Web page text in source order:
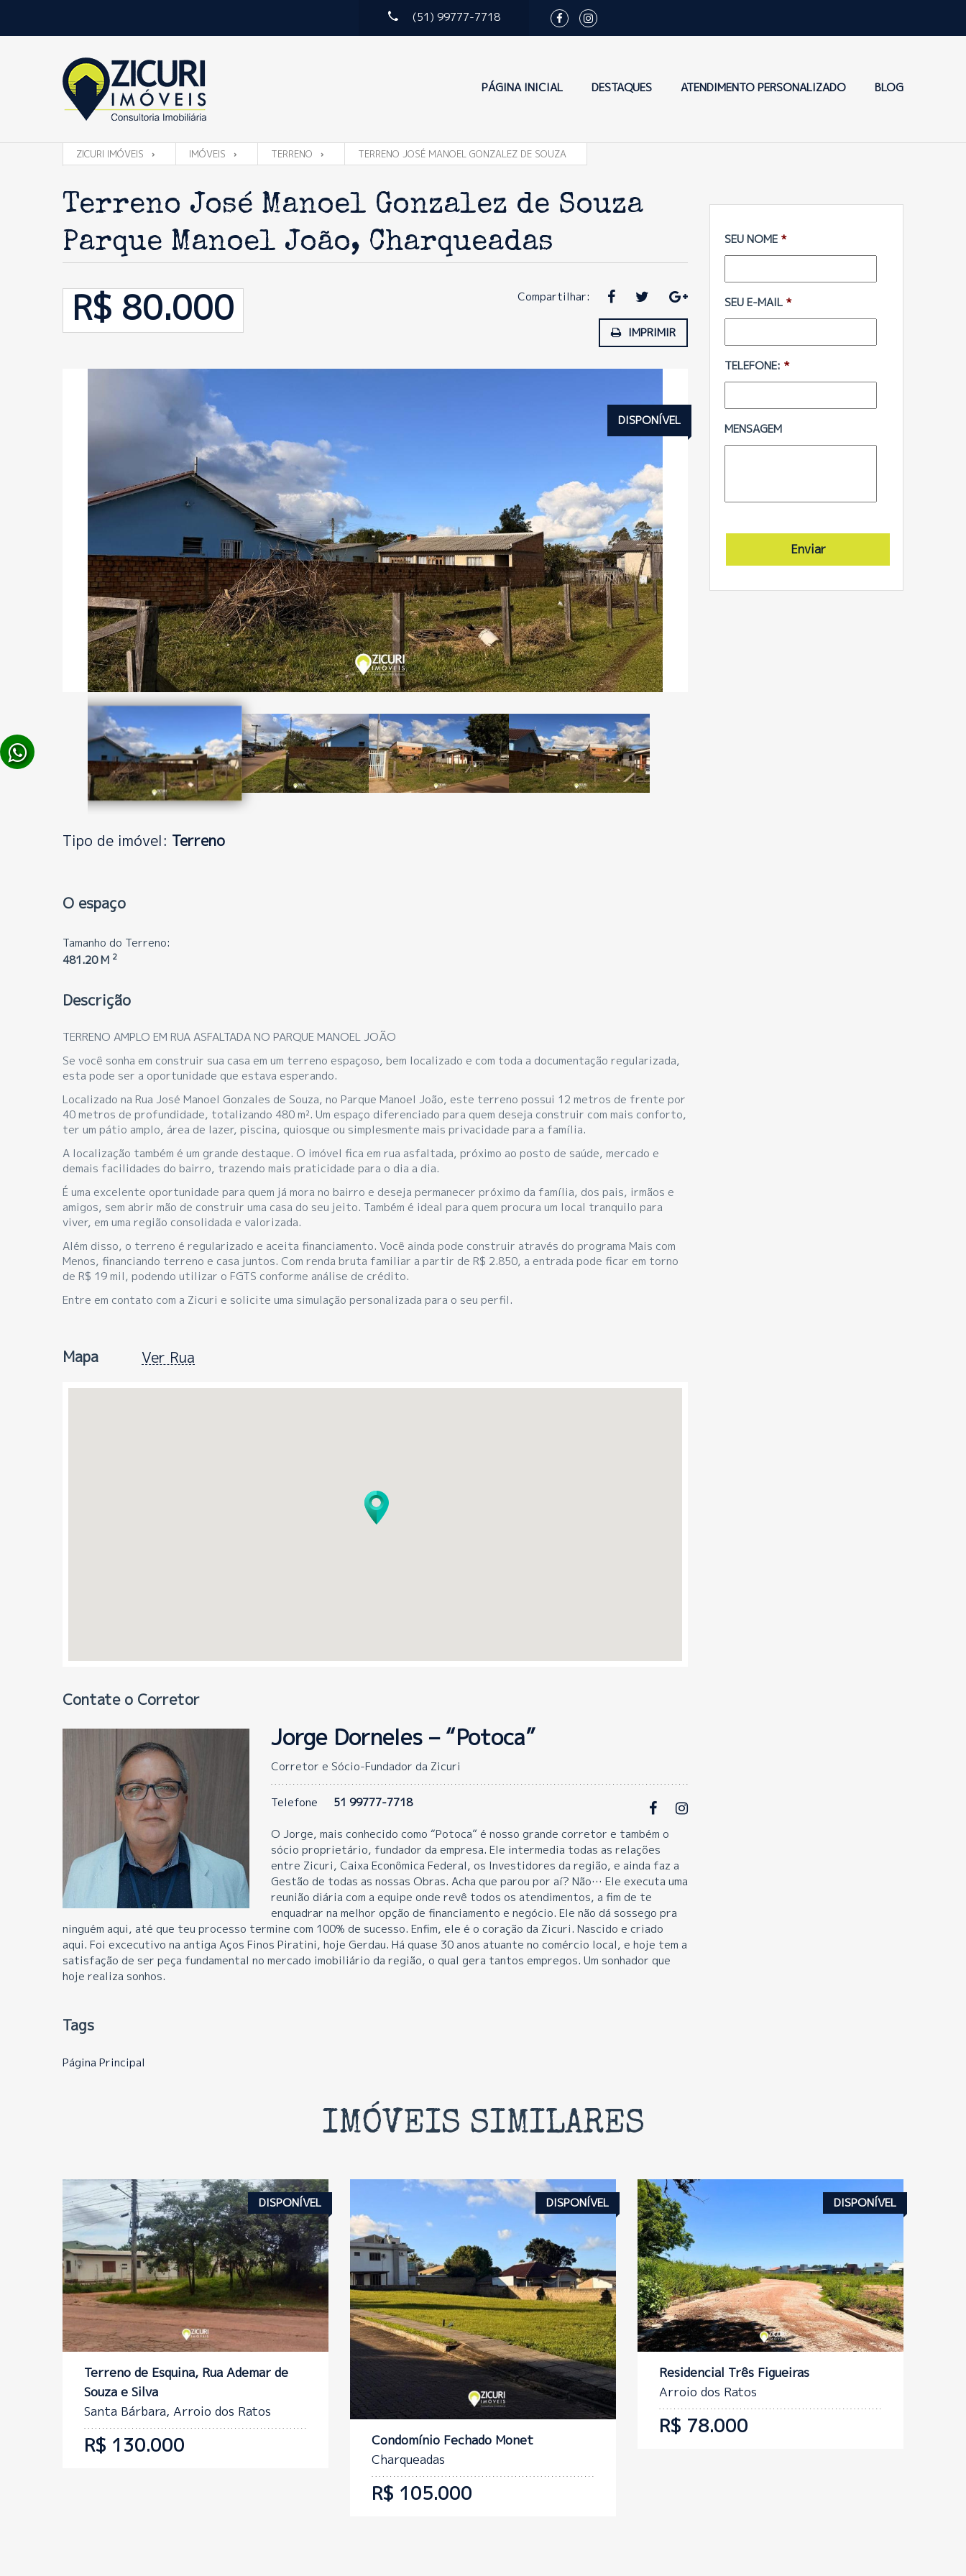
(51) 99777-7718
PÁGINA INICIAL DESTAQUES ATENDIMENTO PERSONALIZADO BLOG
ZICURI IMÓVEIS IMÓVEIS TERRENO TERRENO JOSÉ MANOEL GONZALEZ DE SOUZA
Terreno José Manoel Gonzalez de Souza
Parque Manoel João, Charqueadas
R$ 80.000 Compartilhar:
IMPRIMIR
DISPONÍVEL
Tipo de imóvel: Terreno
O espaço
Tamanho do Terreno:
481.20 M 2
Descrição
TERRENO AMPLO EM RUA ASFALTADA NO PARQUE MANOEL JOÃO
Se você sonha em construir sua casa em um terreno espaçoso, bem localizado e com toda a documentação regularizada,
esta pode ser a oportunidade que estava esperando.
Localizado na Rua José Manoel Gonzales de Souza, no Parque Manoel João, este terreno possui 12 metros de frente por
40 metros de profundidade, totalizando 480 m². Um espaço diferenciado para quem deseja construir com mais conforto,
ter um pátio amplo, área de lazer, piscina, quiosque ou simplesmente mais privacidade para a família.
A localização também é um grande destaque. O imóvel fica em rua asfaltada, próximo ao posto de saúde, mercado e
demais facilidades do bairro, trazendo mais praticidade para o dia a dia.
É uma excelente oportunidade para quem já mora no bairro e deseja permanecer próximo da família, dos pais, irmãos e
amigos, sem abrir mão de construir uma casa do seu jeito. Também é ideal para quem procura um local tranquilo para
viver, em uma região consolidada e valorizada.
Além disso, o terreno é regularizado e aceita financiamento. Você ainda pode construir através do programa Mais com
Menos, financiando terreno e casa juntos. Com renda bruta familiar a partir de R$ 2.850, a entrada pode ficar em torno
de R$ 19 mil, podendo utilizar o FGTS conforme análise de crédito.
Entre em contato com a Zicuri e solicite uma simulação personalizada para o seu perfil.
Mapa Ver Rua
Contate o Corretor
Jorge Dorneles – “Potoca”
Corretor e Sócio-Fundador da Zicuri
Telefone 51 99777-7718
O Jorge, mais conhecido como “Potoca” é nosso grande corretor e também o
sócio proprietário, fundador da empresa. Ele intermedia todas as relações
entre Zicuri, Caixa Econômica Federal, os Investidores da região, e ainda faz a
Gestão de todas as nossas Obras. Acha que parou por aí? Não… Ele executa uma
reunião diária com a equipe onde revê todos os atendimentos, a fim de te
enquadrar na melhor opção de financiamento e negócio. Ele não dá sossego pra
ninguém aqui, até que teu processo termine com 100% de sucesso. Enfim, ele é o coração da Zicuri. Nascido e criado
aqui. Foi excecutivo na antiga Aços Finos Piratini, hoje Gerdau. Há quase 30 anos atuante no comércio local, e hoje tem a
satisfação de ser peça fundamental no mercado imobiliário da região, o qual gera tantos empregos. Um sonhador que
hoje realiza sonhos.
Tags
Página Principal
SEU NOME *
SEU E-MAIL *
TELEFONE: *
MENSAGEM
IMÓVEIS SIMILARES
DISPONÍVEL
Terreno de Esquina, Rua Ademar de
Souza e Silva
Santa Bárbara, Arroio dos Ratos
R$ 130.000
DISPONÍVEL
Condomínio Fechado Monet
Charqueadas
R$ 105.000
DISPONÍVEL
Residencial Três Figueiras
Arroio dos Ratos
R$ 78.000